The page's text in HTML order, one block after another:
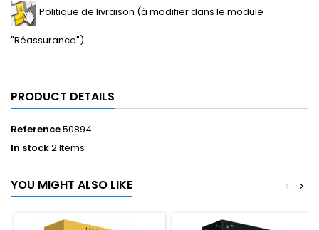
Politique de livraison (à modifier dans le module
"Réassurance")
PRODUCT DETAILS
Reference50894
In stock2 Items
YOU MIGHT ALSO LIKE >
<